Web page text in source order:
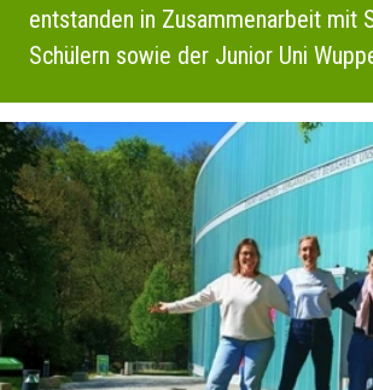
entstanden in Zusammenarbeit mit
Schülern sowie der Junior Uni